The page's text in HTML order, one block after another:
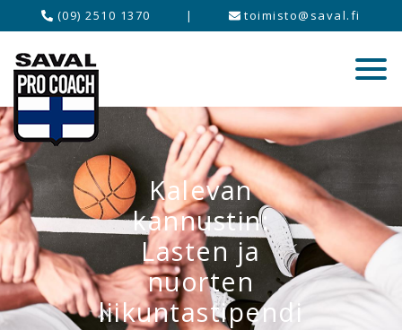
(09) 2510 1370 | toimisto@saval.fi
Kalevan
kannustin:
Lasten ja
nuorten
liikuntastipendi